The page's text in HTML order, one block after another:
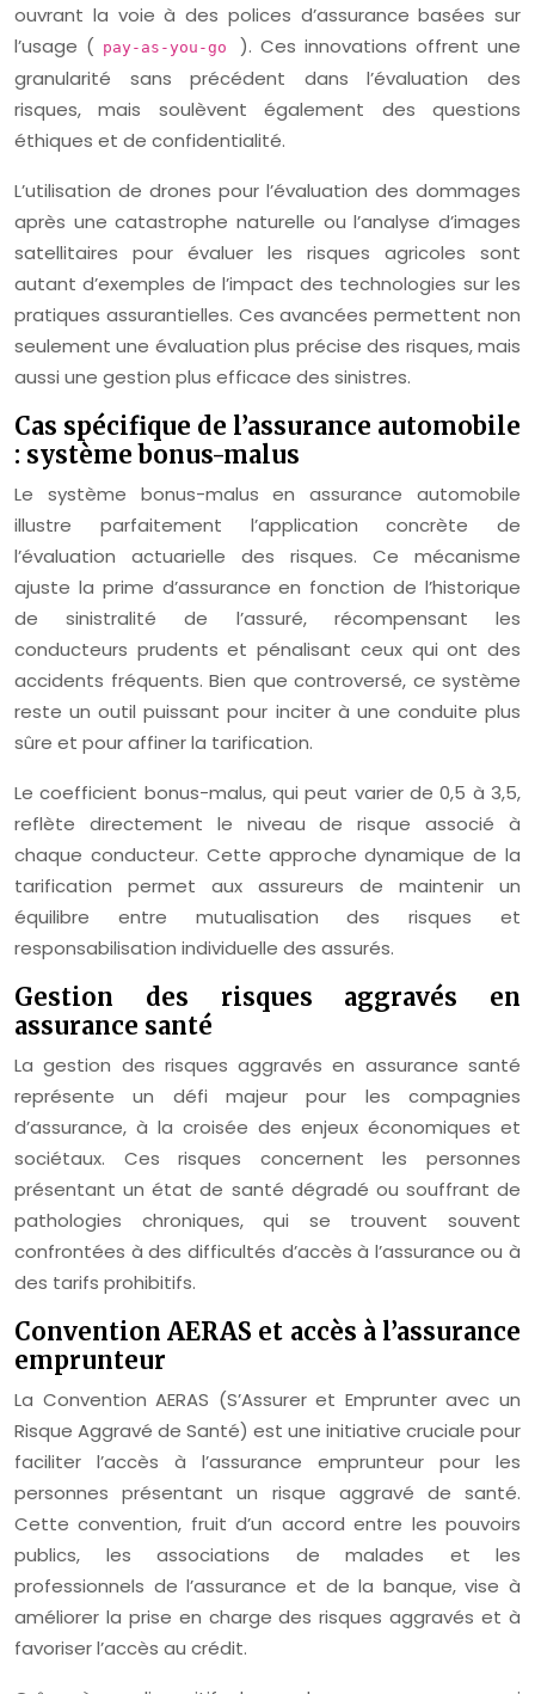
ouvrant la voie à des polices d’assurance basées sur
l’usage ( pay-as-you-go ). Ces innovations offrent une
granularité sans précédent dans l’évaluation des
risques, mais soulèvent également des questions
éthiques et de confidentialité.
L’utilisation de drones pour l’évaluation des dommages
après une catastrophe naturelle ou l’analyse d’images
satellitaires pour évaluer les risques agricoles sont
autant d’exemples de l’impact des technologies sur les
pratiques assurantielles. Ces avancées permettent non
seulement une évaluation plus précise des risques, mais
aussi une gestion plus efficace des sinistres.
Cas spécifique de l’assurance automobile
: système bonus-malus
Le système bonus-malus en assurance automobile
illustre parfaitement l’application concrète de
l’évaluation actuarielle des risques. Ce mécanisme
ajuste la prime d’assurance en fonction de l’historique
de sinistralité de l’assuré, récompensant les
conducteurs prudents et pénalisant ceux qui ont des
accidents fréquents. Bien que controversé, ce système
reste un outil puissant pour inciter à une conduite plus
sûre et pour affiner la tarification.
Le coefficient bonus-malus, qui peut varier de 0,5 à 3,5,
reflète directement le niveau de risque associé à
chaque conducteur. Cette approche dynamique de la
tarification permet aux assureurs de maintenir un
équilibre entre mutualisation des risques et
responsabilisation individuelle des assurés.
Gestion des risques aggravés en
assurance santé
La gestion des risques aggravés en assurance santé
représente un défi majeur pour les compagnies
d’assurance, à la croisée des enjeux économiques et
sociétaux. Ces risques concernent les personnes
présentant un état de santé dégradé ou souffrant de
pathologies chroniques, qui se trouvent souvent
confrontées à des difficultés d’accès à l’assurance ou à
des tarifs prohibitifs.
Convention AERAS et accès à l’assurance
emprunteur
La Convention AERAS (S’Assurer et Emprunter avec un
Risque Aggravé de Santé) est une initiative cruciale pour
faciliter l’accès à l’assurance emprunteur pour les
personnes présentant un risque aggravé de santé.
Cette convention, fruit d’un accord entre les pouvoirs
publics, les associations de malades et les
professionnels de l’assurance et de la banque, vise à
améliorer la prise en charge des risques aggravés et à
favoriser l’accès au crédit.